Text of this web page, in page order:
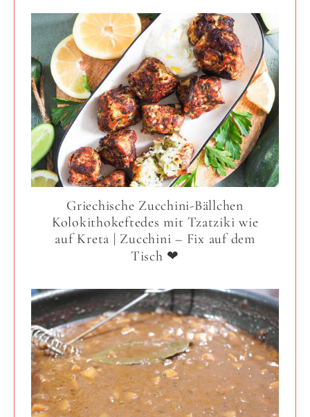
Griechische Zucchini-Bällchen
Kolokithokeftedes mit Tzatziki wie
auf Kreta | Zucchini – Fix auf dem
Tisch ❤